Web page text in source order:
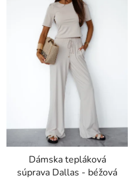
Dámska tepláková
súprava Dallas - béžová